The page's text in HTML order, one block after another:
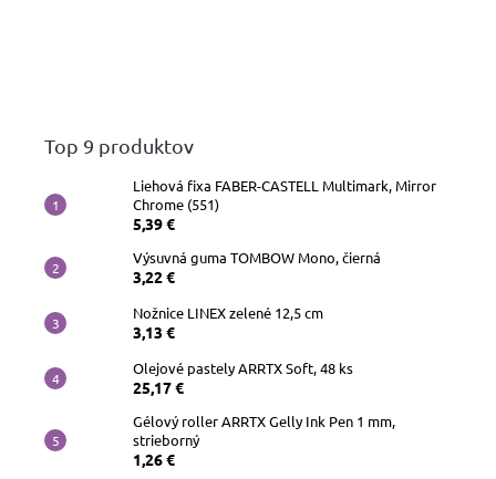
Top 9 produktov
Liehová fixa FABER-CASTELL Multimark, Mirror
Chrome (551)
5,39 €
Výsuvná guma TOMBOW Mono, čierná
3,22 €
Nožnice LINEX zelené 12,5 cm
3,13 €
Olejové pastely ARRTX Soft, 48 ks
25,17 €
Gélový roller ARRTX Gelly Ink Pen 1 mm,
strieborný
1,26 €